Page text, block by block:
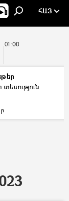
ՀԱՅ
01:00
տեսություն